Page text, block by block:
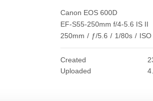
Canon EOS 600D
EF-S55-250mm f/4-5.6 IS II
250mm / ƒ/5.6 / 1/80s /
Created
Uploaded